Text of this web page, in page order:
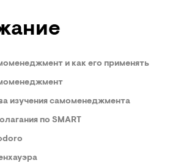
и как его применять
изучения самоменеджмента
по SMART